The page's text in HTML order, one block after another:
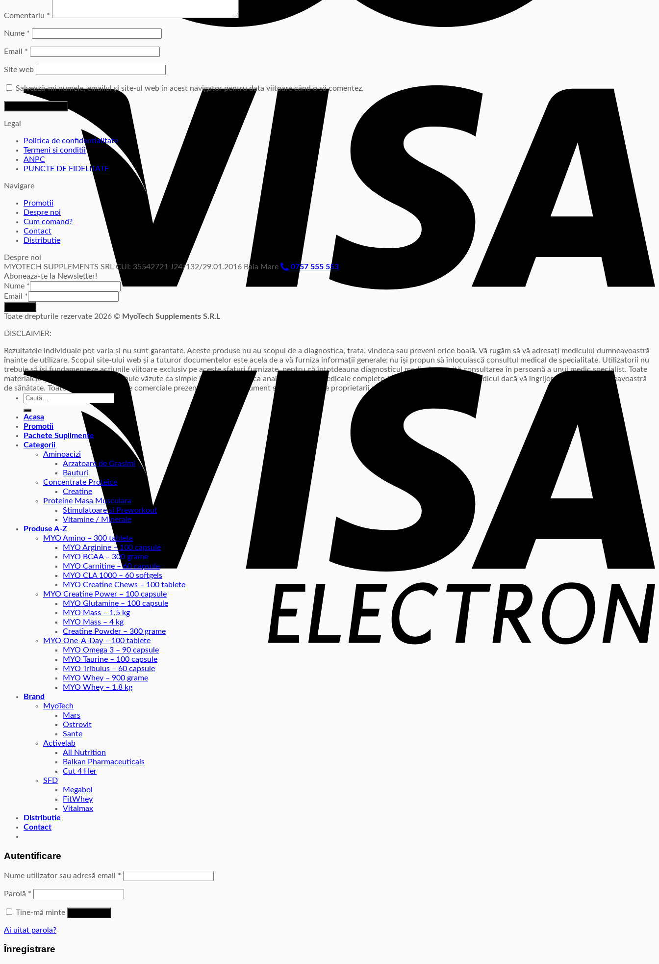
Comentariu *
Nume *
Email *
Site web
Salvează-mi numele, emailul și site-ul web în acest navigator pentru data viitoare când o să comentez.
Legal
Politica de confidentialitate
Termeni si conditii
ANPC
PUNCTE DE FIDELITATE
Navigare
Promotii
Despre noi
Cum comand?
Contact
Distributie
Despre noi
MYOTECH SUPPLEMENTS SRL CUI: 35542721 J24/132/29.01.2016 Baia Mare
0757 555 553
Aboneaza-te la Newsletter!
Nume *
Email *
Toate drepturile rezervate 2026 © MyoTech Supplements S.R.L
DISCLAIMER:
Rezultatele individuale pot varia și nu sunt garantate. Aceste produse nu au scopul de a diagnostica, trata, vindeca sau preveni orice boală. Vă rugăm să vă adresați medicului dumneavoastră
înainte de utilizare. Scopul site-ului web și a tuturor documentelor este acela de a vă furniza informații generale; nu își propun să înlocuiască consultul medical de specialitate. Utilizatorii nu
trebuie să își fundamenteze acțiunile viitoare exclusiv pe aceste sfaturi furnizate, pentru că întotdeauna diagnosticul medical necesită consultarea în persoană a unui medic specialist. Toate
materialele și sfaturile furnizate trebuie văzute ca simple informații și nu ca analize și sfaturi medicale complete. Vă sfătuim să consultați medicul dacă vă îngrijorează starea dumneavoastră
de sănătate. Toate mărcile/denumirile comerciale prezente pe acest document sunt deținute de proprietarii mărcii respective.
Caută
Acasa
Promotii
Pachete Suplimente
Categorii
Aminoacizi
Arzatoare de Grasimi
Bauturi
Concentrate Proteice
Creatine
Proteine Masa Musculara
Stimulatoare si Preworkout
Vitamine / Minerale
Produse A-Z
MYO Amino – 300 tablete
MYO Arginine – 100 capsule
MYO BCAA – 300 grame
MYO Carnitine – 60 capsule
MYO CLA 1000 – 60 softgels
MYO Creatine Chews – 100 tablete
MYO Creatine Power – 100 capsule
MYO Glutamine – 100 capsule
MYO Mass – 1.5 kg
MYO Mass – 4 kg
Creatine Powder – 300 grame
MYO One-A-Day – 100 tablete
MYO Omega 3 – 90 capsule
MYO Taurine – 100 capsule
MYO Tribulus – 60 capsule
MYO Whey – 900 grame
MYO Whey – 1.8 kg
Brand
MyoTech
Mars
Ostrovit
Sante
Activelab
All Nutrition
Balkan Pharmaceuticals
Cut 4 Her
SFD
Megabol
FitWhey
Vitalmax
Distributie
Contact
Autentificare
Nume utilizator sau adresă email *
Parolă *
Ține-mă minte
Ai uitat parola?
Înregistrare